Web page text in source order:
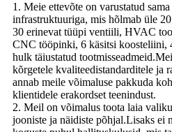
1. Meie ettevõte on varustatud
infrastruktuuriga, mis hõlmab üle
30 erinevat tüüpi ventiili, HVAC
CNC tööpinki, 6 käsitsi koosteliini,
hulk täiustatud
kõrgetele kvaliteedistandarditele ja
annab meile võimaluse pakkuda
klientidele erakordset teenindust.
2. Meil ​​on võimalus toota laia
jooniste ja näidiste põhjal.Lisaks ei